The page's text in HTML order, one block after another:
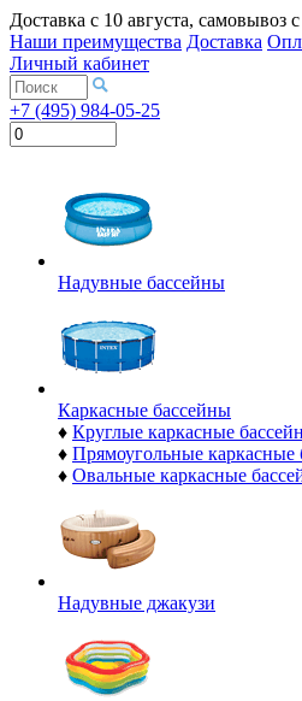
Доставка с 10 августа, самовывоз с
Наши преимущества Доставка
Личный кабинет
+7 (495) 984-05-25
Надувные бассейны
Каркасные бассейны
♦ Круглые каркасные
♦ Прямоугольные каркасные
♦ Овальные каркасные
Надувные джакузи